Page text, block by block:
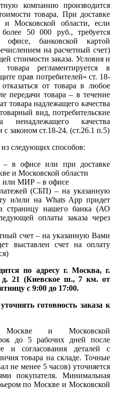
компанию производится
товара. При доставке
Московской области, если
более 50 000 руб., требуется
банковской картой
на расчетный счет)
стоимости заказа. Условия и
регламентируется в
прав потребителей» ст. 18-
от товара в любое
передачи товара – в течение
товара надлежащего качества
вид, потребительские
ненадлежащего качества
с законом ст.18-24. (ст.26.1 п.5)
следующих способов:
– в офисе или при доставке
и Московской области
или МИР – в офисе
(СБП) – на указанную
и/или на Whats App придет
страницу нашего банка (АО
оплаты заказа через
счет – на указанную Вами
выставлен счет на оплату
по адресу г. Москва, г.
д. 21 (Киевское ш., 7 км. от
с 9:00 до 17:00.
готовность заказа к
и Московской
до 5 рабочих дней после
и согласования деталей с
товара на складе. Точные
не менее 5 часов) уточняется
покупателя. Минимальная
по Москве и Московской